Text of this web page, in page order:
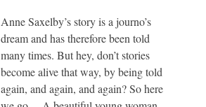
Anne Saxelby’s story is a journo’s
dream and has therefore been told
many times. But hey, don’t stories
become alive that way, by being told
again, and again, and again? So here